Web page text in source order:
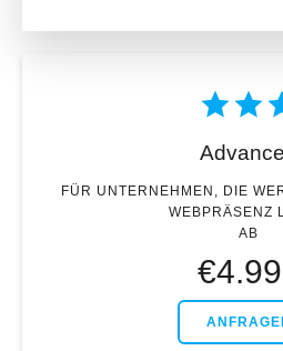
FÜR UNTERNEHMEN, DIE
WEBPRÄSENZ
AB
€